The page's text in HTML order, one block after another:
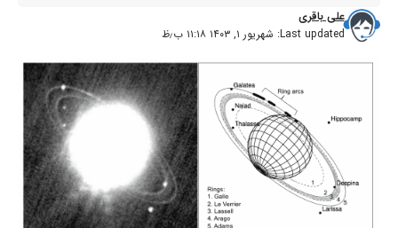
Last updated: شهریور ۱, ۱۴۰۳ ۱۱:۱۸ ب٫ظ
علی باقری